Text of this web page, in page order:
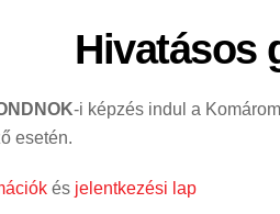
Hivatásos
-i képzés indul a
esetén.
és jelentkezési lap